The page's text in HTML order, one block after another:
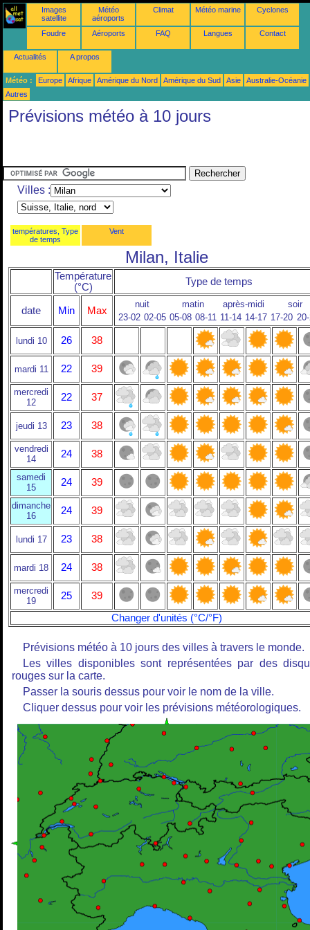
Images
satellite
Météo
aéroports
Climat Météo marine Cyclones
Foudre Aéroports FAQ Langues Contact
Actualités A propos
Météo : Europe Afrique Amérique du Nord Amérique du Sud Asie
Australie-Océanie
Autres
Prévisions météo à 10 jours
Villes :
températures, Type
de temps
Vent
Milan, Italie
Température
(°C)
Type de temps
date Min Max
nuit matin après-midi
soir
23-02 02-05 05-08 08-11 11-14 14-17 17-20
lundi 10 26 38
mardi 11 22 39
mercredi
12
22 37
jeudi 13 23 38
vendredi
14
24 38
samedi
15
24 39
dimanche
16
24 39
lundi 17 23 38
mardi 18 24 38
mercredi
19
25
39
Changer d'unités (°C/°F)
Prévisions météo à 10 jours des villes à travers le monde.
Les villes disponibles sont représentées par des
rouges sur la carte.
Passer la souris dessus pour voir le nom de la ville.
Cliquer dessus pour voir les prévisions météorologiques.